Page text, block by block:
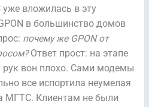
вложилась в эту
в большинство домов
почему же GPON от
Ответ прост: на этапе
рук вон плохо. Сами модемы
все испортила неумелая
МГТС. Клиентам не были